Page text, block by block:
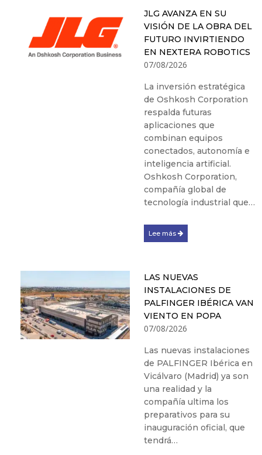
JLG AVANZA EN SU
VISIÓN DE LA OBRA DEL
FUTURO INVIRTIENDO
EN NEXTERA ROBOTICS
07/08/2026
La inversión estratégica
de Oshkosh Corporation
respalda futuras
aplicaciones que
combinan equipos
conectados, autonomía e
inteligencia artificial.
Oshkosh Corporation,
compañía global de
tecnología industrial que…
Lee más
LAS NUEVAS
INSTALACIONES DE
PALFINGER IBÉRICA VAN
VIENTO EN POPA
07/08/2026
Las nuevas instalaciones
de PALFINGER Ibérica en
Vicálvaro (Madrid) ya son
una realidad y la
compañía ultima los
preparativos para su
inauguración oficial, que
tendrá…